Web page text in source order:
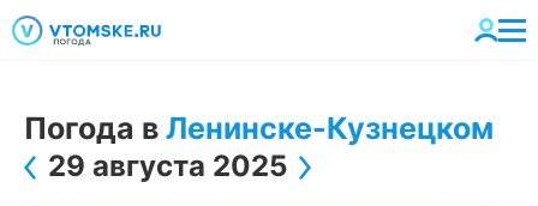
Погода в Ленинске-Кузнецком
29 августа 2025